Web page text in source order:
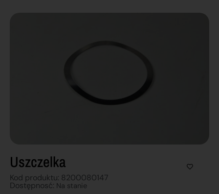
Uszczelka
Kod produktu: 8200080147
Dostępnosć: Na stanie